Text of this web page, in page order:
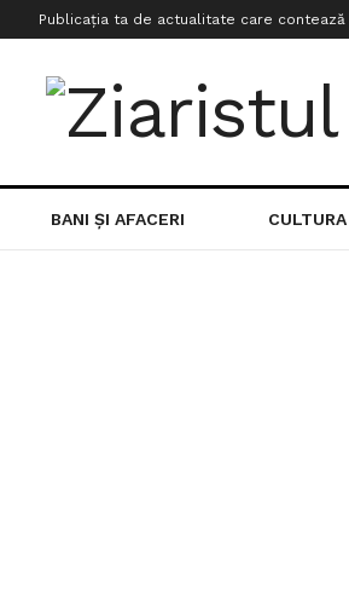
Publicația ta de actualitate care contează
BANI ȘI AFACERI CULTURA